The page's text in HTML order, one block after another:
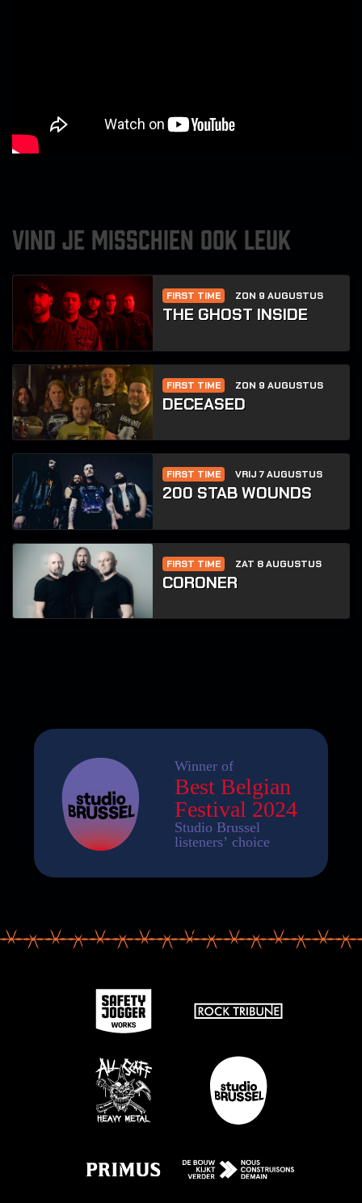
VIND JE MISSCHIEN OOK LEUK
FIRST TIME ZON 9 AUGUSTUS
THE GHOST INSIDE
FIRST TIME ZON 9 AUGUSTUS
DECEASED
FIRST TIME VRIJ 7 AUGUSTUS
200 STAB WOUNDS
FIRST TIME ZAT 8 AUGUSTUS
CORONER